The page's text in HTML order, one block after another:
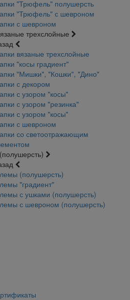
"Трюфель" полушерсть
"Трюфель" с шевроном
с шевроном
трехслойные
вязаные трехслойные
"косы градиент"
"Мишки", "Кошки", "Дино"
с декором
с узором "косы"
с узором "резинка"
с узором "косы"
с шевроном
со светоотражающим
(полушерсть)
"градиент"
с ушками (полушерсть)
с шевроном (полушерсть)